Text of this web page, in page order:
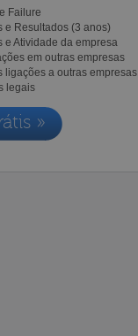
Failure
e Resultados (3 anos)
e Atividade da empresa
em outras empresas
ligações a outras empresas
legais
»